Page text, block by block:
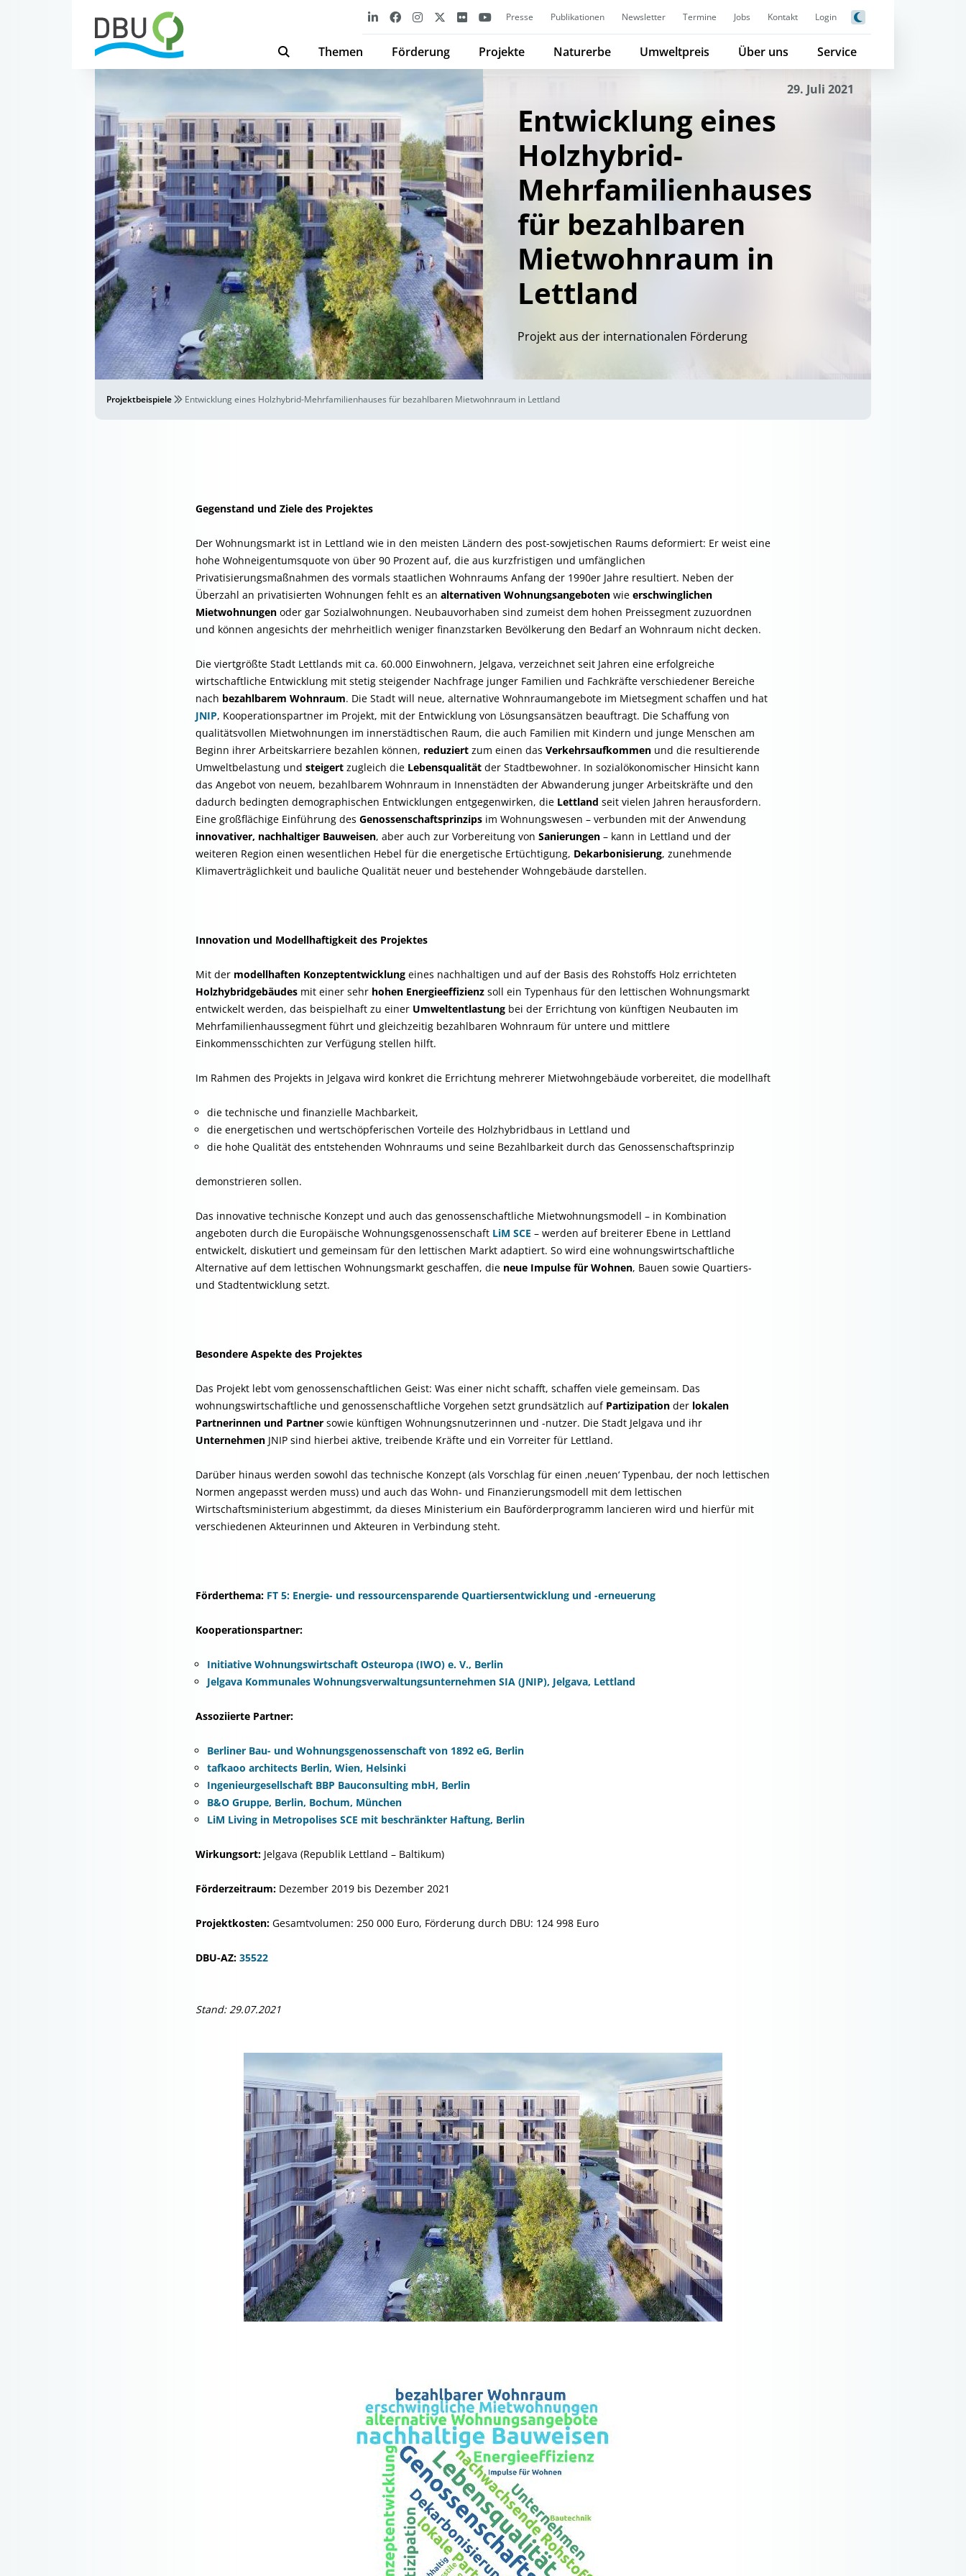
Presse Publikationen Newsletter Termine Jobs Kontakt Login
Themen Förderung Projekte Naturerbe Umweltpreis Über uns Service
29. Juli 2021
Entwicklung eines
Holzhybrid-
Mehrfamilienhauses
für bezahlbaren
Mietwohnraum in
Lettland
Projekt aus der internationalen Förderung
Projektbeispiele Entwicklung eines Holzhybrid-Mehrfamilienhauses für bezahlbaren Mietwohnraum in Lettland
Gegenstand und Ziele des Projektes
Der Wohnungsmarkt ist in Lettland wie in den meisten Ländern des post-sowjetischen Raums deformiert: Er weist eine
hohe Wohneigentumsquote von über 90 Prozent auf, die aus kurzfristigen und umfänglichen
Privatisierungsmaßnahmen des vormals staatlichen Wohnraums Anfang der 1990er Jahre resultiert. Neben der
Überzahl an privatisierten Wohnungen fehlt es an alternativen Wohnungsangeboten wie erschwinglichen
Mietwohnungen oder gar Sozialwohnungen. Neubauvorhaben sind zumeist dem hohen Preissegment zuzuordnen
und können angesichts der mehrheitlich weniger finanzstarken Bevölkerung den Bedarf an Wohnraum nicht decken.
Die viertgrößte Stadt Lettlands mit ca. 60.000 Einwohnern, Jelgava, verzeichnet seit Jahren eine erfolgreiche
wirtschaftliche Entwicklung mit stetig steigender Nachfrage junger Familien und Fachkräfte verschiedener Bereiche
nach bezahlbarem Wohnraum. Die Stadt will neue, alternative Wohnraumangebote im Mietsegment schaffen und hat
JNIP, Kooperationspartner im Projekt, mit der Entwicklung von Lösungsansätzen beauftragt. Die Schaffung von
qualitätsvollen Mietwohnungen im innerstädtischen Raum, die auch Familien mit Kindern und junge Menschen am
Beginn ihrer Arbeitskarriere bezahlen können, reduziert zum einen das Verkehrsaufkommen und die resultierende
Umweltbelastung und steigert zugleich die Lebensqualität der Stadtbewohner. In sozialökonomischer Hinsicht kann
das Angebot von neuem, bezahlbarem Wohnraum in Innenstädten der Abwanderung junger Arbeitskräfte und den
dadurch bedingten demographischen Entwicklungen entgegenwirken, die Lettland seit vielen Jahren herausfordern.
Eine großflächige Einführung des Genossenschaftsprinzips im Wohnungswesen – verbunden mit der Anwendung
innovativer, nachhaltiger Bauweisen, aber auch zur Vorbereitung von Sanierungen – kann in Lettland und der
weiteren Region einen wesentlichen Hebel für die energetische Ertüchtigung, Dekarbonisierung, zunehmende
Klimaverträglichkeit und bauliche Qualität neuer und bestehender Wohngebäude darstellen.
Innovation und Modellhaftigkeit des Projektes
Mit der modellhaften Konzeptentwicklung eines nachhaltigen und auf der Basis des Rohstoffs Holz errichteten
Holzhybridgebäudes mit einer sehr hohen Energieeffizienz soll ein Typenhaus für den lettischen Wohnungsmarkt
entwickelt werden, das beispielhaft zu einer Umweltentlastung bei der Errichtung von künftigen Neubauten im
Mehrfamilienhaussegment führt und gleichzeitig bezahlbaren Wohnraum für untere und mittlere
Einkommensschichten zur Verfügung stellen hilft.
Im Rahmen des Projekts in Jelgava wird konkret die Errichtung mehrerer Mietwohngebäude vorbereitet, die modellhaft
die technische und finanzielle Machbarkeit,
die energetischen und wertschöpferischen Vorteile des Holzhybridbaus in Lettland und
die hohe Qualität des entstehenden Wohnraums und seine Bezahlbarkeit durch das Genossenschaftsprinzip
demonstrieren sollen.
Das innovative technische Konzept und auch das genossenschaftliche Mietwohnungsmodell – in Kombination
angeboten durch die Europäische Wohnungsgenossenschaft LiM SCE – werden auf breiterer Ebene in Lettland
entwickelt, diskutiert und gemeinsam für den lettischen Markt adaptiert. So wird eine wohnungswirtschaftliche
Alternative auf dem lettischen Wohnungsmarkt geschaffen, die neue Impulse für Wohnen, Bauen sowie Quartiers-
und Stadtentwicklung setzt.
Besondere Aspekte des Projektes
Das Projekt lebt vom genossenschaftlichen Geist: Was einer nicht schafft, schaffen viele gemeinsam. Das
wohnungswirtschaftliche und genossenschaftliche Vorgehen setzt grundsätzlich auf Partizipation der lokalen
Partnerinnen und Partner sowie künftigen Wohnungsnutzerinnen und -nutzer. Die Stadt Jelgava und ihr
Unternehmen JNIP sind hierbei aktive, treibende Kräfte und ein Vorreiter für Lettland.
Darüber hinaus werden sowohl das technische Konzept (als Vorschlag für einen ‚neuen‘ Typenbau, der noch lettischen
Normen angepasst werden muss) und auch das Wohn- und Finanzierungsmodell mit dem lettischen
Wirtschaftsministerium abgestimmt, da dieses Ministerium ein Bauförderprogramm lancieren wird und hierfür mit
verschiedenen Akteurinnen und Akteuren in Verbindung steht.
Förderthema: FT 5: Energie- und ressourcensparende Quartiersentwicklung und -erneuerung
Kooperationspartner:
Initiative Wohnungswirtschaft Osteuropa (IWO) e. V., Berlin
Jelgava Kommunales Wohnungsverwaltungsunternehmen SIA (JNIP), Jelgava, Lettland
Assoziierte Partner:
Berliner Bau- und Wohnungsgenossenschaft von 1892 eG, Berlin
tafkaoo architects Berlin, Wien, Helsinki
Ingenieurgesellschaft BBP Bauconsulting mbH, Berlin
B&O Gruppe, Berlin, Bochum, München
LiM Living in Metropolises SCE mit beschränkter Haftung, Berlin
Wirkungsort: Jelgava (Republik Lettland – Baltikum)
Förderzeitraum: Dezember 2019 bis Dezember 2021
Projektkosten: Gesamtvolumen: 250 000 Euro, Förderung durch DBU: 124 998 Euro
DBU-AZ: 35522
Stand: 29.07.2021